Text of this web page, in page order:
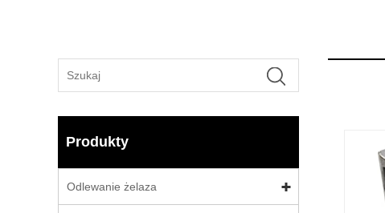
Produkty
Odlewanie żelaza